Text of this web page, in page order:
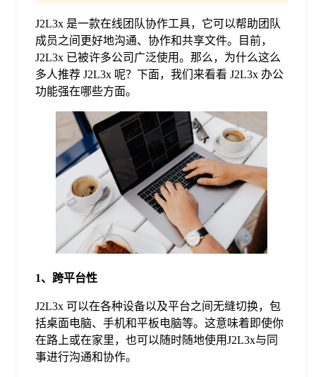
价
题
J2L3x 是一款在线团队协作工具，它可以帮助团队
成员之间更好地沟通、协作和共享文件。目前，
J2L3x 已被许多公司广泛使用。那么，为什么这么
多人推荐 J2L3x 呢？下面，我们来看看 J2L3x 办公
功能强在哪些方面。
1、跨平台性
J2L3x 可以在各种设备以及平台之间无缝切换，包
括桌面电脑、手机和平板电脑等。这意味着即使你
在路上或在家里，也可以随时随地使用J2L3x与同
事进行沟通和协作。